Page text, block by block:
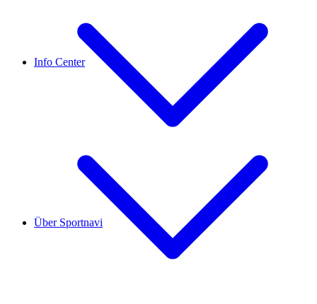
Über Sportnavi
Info Center